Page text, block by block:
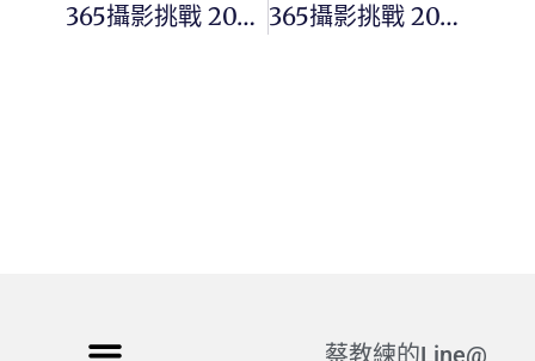
365攝影挑戰 20230626(一) 177/365 Day2714 365攝影挑戰 20230628(三) 179/365 Day2716
蔡教練的Line@